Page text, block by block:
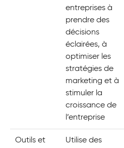
entreprises à
prendre des
décisions
éclairées, à
optimiser les
stratégies de
marketing et à
stimuler la
croissance de
l’entreprise
Outils et
Utilise des